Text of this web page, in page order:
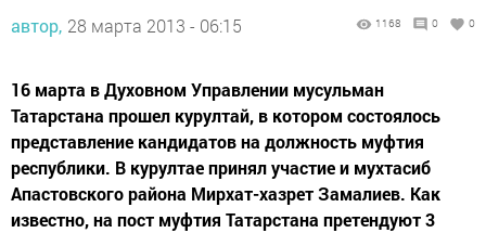
автор, 28 марта 2013 - 06:15 1168 0 0
16 марта в Духовном Управлении мусульман
Татарстана прошел курултай, в котором состоялось
представление кандидатов на должность муфтия
республики. В курултае принял участие и мухтасиб
Апастовского района Мирхат-хазрет Замалиев. Как
известно, на пост муфтия Татарстана претендуют 3